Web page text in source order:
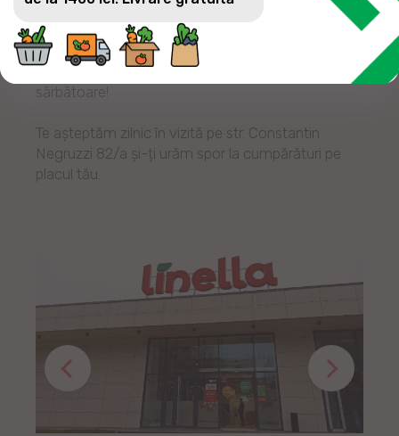
Linella deschide ușile unui nou magazin pentru
locuitorii și oaspeții orașului Orhei! Sute de produse
și bucate delicioase te așteaptă la prețuri de
sărbătoare!
Te așteptăm zilnic în vizită pe str. Constantin
Negruzzi 82/a și-ți urăm spor la cumpărături pe
placul tău.